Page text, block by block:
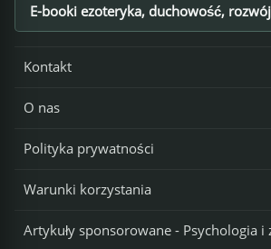
Footer
E-booki ezoteryka, duchowość,
Kontakt
O nas
Polityka prywatności
Warunki korzystania
Artykuły sponsorowane - Psychologia i